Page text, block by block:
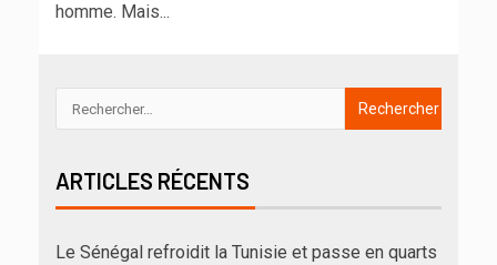
homme. Mais...
ARTICLES RÉCENTS
Le Sénégal refroidit la Tunisie et passe en quarts